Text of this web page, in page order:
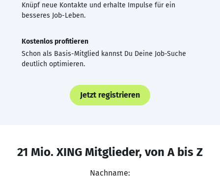
Knüpf neue Kontakte und erhalte Impulse für ein
besseres Job-Leben.
Kostenlos profitieren
Schon als Basis-Mitglied kannst Du Deine Job-Suche
deutlich optimieren.
Jetzt registrieren
21 Mio. XING Mitglieder, von A bis Z
Nachname: